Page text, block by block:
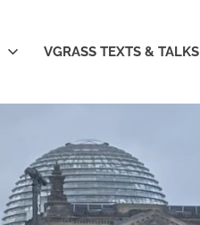
VGRASS TEXTS & TALKS